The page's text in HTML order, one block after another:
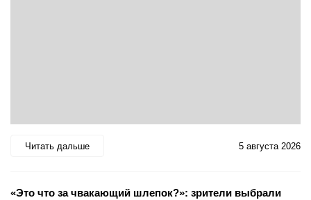
Читать дальше 5 августа 2026
«Это что за чвакающий шлепок?»: зрители выбрали